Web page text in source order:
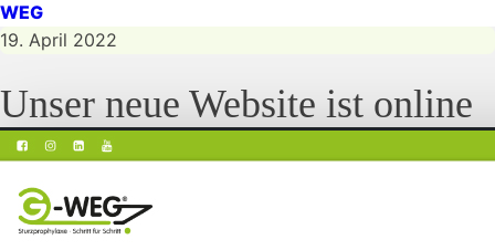
WEG
19. April 2022
Unser neue Website ist online